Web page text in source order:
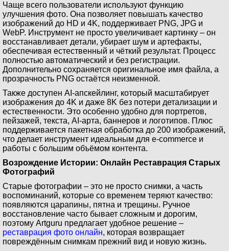
Чаще всего пользователи используют функцию
улучшения фото. Она позволяет повышать качество
изображений до HD и 4K, поддерживает PNG, JPG и
WebP. Инструмент не просто увеличивает картинку – он
восстанавливает детали, убирает шум и артефакты,
обеспечивая естественный и чёткий результат. Процесс
полностью автоматический и без регистрации.
Дополнительно сохраняется оригинальное имя файла, а
прозрачность PNG остаётся неизменной.
Также доступен AI-апскейлинг, который масштабирует
изображения до 4K и даже 8K без потери детализации и
естественности. Это особенно удобно для портретов,
пейзажей, текста, AI-арта, баннеров и логотипов. Плюс
поддерживается пакетная обработка до 200 изображений,
что делает инструмент идеальным для e-commerce и
работы с большим объёмом контента.
Возрождение Истории: Онлайн Реставрация Старых
Фотографий
Старые фотографии – это не просто снимки, а часть
воспоминаний, которые со временем теряют качество:
появляются царапины, пятна и трещины. Ручное
восстановление часто бывает сложным и дорогим,
поэтому Artguru предлагает удобное решение –
реставрация фото онлайн, которая возвращает
повреждённым снимкам прежний вид и новую жизнь.